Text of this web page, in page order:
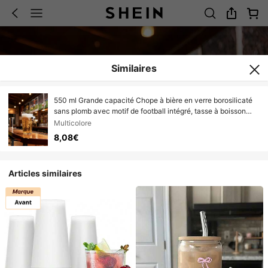
Similaires
550 ml Grande capacité Chope à bière en verre borosilicaté
sans plomb avec motif de football intégré, tasse à boisson
transparente, tasse à thé, tasse à lait, tasse à jus pour usage
domestique
Multicolore
8,08€
Articles similaires